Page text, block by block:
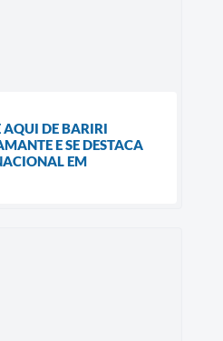
AQUI DE BARIRI
E SE DESTACA
EM